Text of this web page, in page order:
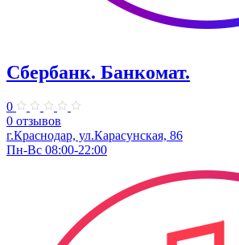
Сбербанк. Банкомат.
0
0 отзывов
г.Краснодар, ул.​​Карасунская, 86
Пн-Вс 08:00-22:00